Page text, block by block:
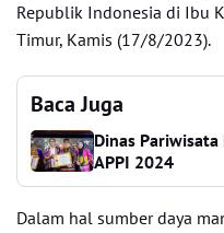
Republik Indonesia di Ibu
Timur, Kamis (17/8/2023).
Baca Juga
Dinas Pariwisata
APPI 2024
Dalam hal sumber daya